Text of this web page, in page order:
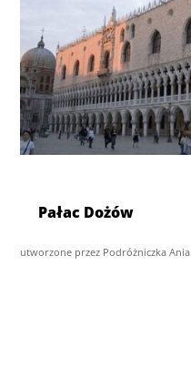
Pałac Dożów
utworzone przez Podróżniczka Ania